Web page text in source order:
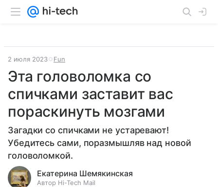
2 июля 2023 Fun
Эта головоломка со
спичками заставит вас
пораскинуть мозгами
Загадки со спичками не устаревают!
Убедитесь сами, поразмышляв над новой
головоломкой.
Екатерина Шемякинская
Автор Hi-Tech Mail